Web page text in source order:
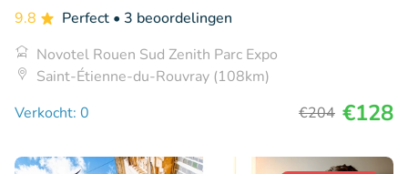
9.8 Perfect • 3 beoordelingen
Novotel Rouen Sud Zenith Parc Expo
Saint-Étienne-du-Rouvray (108km)
Verkocht: 0
€204 €128